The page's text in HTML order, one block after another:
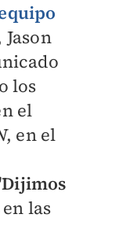
Jason
los
el
, en el
Dijimos
en las